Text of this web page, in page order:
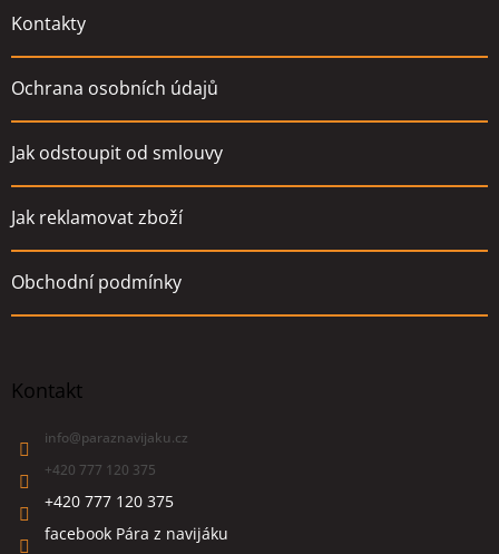
Kontakty
Ochrana osobních údajů
Jak odstoupit od smlouvy
Jak reklamovat zboží
Obchodní podmínky
Kontakt
info@paraznavijaku.cz
+420 777 120 375
+420 777 120 375
facebook Pára z navijáku